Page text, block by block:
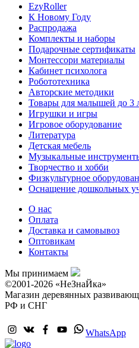
EzyRoller
К Новому Году
Распродажа
Комплекты и наборы
Подарочные сертификаты
Монтессори материалы
Кабинет психолога
Робототехника
Авторские методики
Товары для малышей до 3
Игрушки и игры
Игровое оборудование
Литература
Детская мебель
Музыкальные
Творчество и хобби
Физкультурное
Оснащение дошкольных
О нас
Оплата
Доставка и самовывоз
Оптовикам
Контакты
Мы принимаем
©2001-2026 «НеЗнаЙка»
Магазин деревянных
РФ и СНГ
WhatsApp